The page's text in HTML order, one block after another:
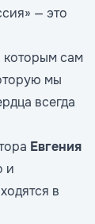
— это
сам
мы
всегда
Евгения
и
в